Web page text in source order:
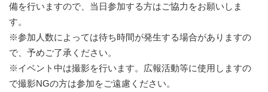
備を行いますので、当日参加する方はご協力をお願いしま
す。
※参加人数によっては待ち時間が発生する場合がありますの
で、予めご了承ください。
※イベント中は撮影を行います。広報活動等に使用しますの
で撮影NGの方は参加をご遠慮ください。